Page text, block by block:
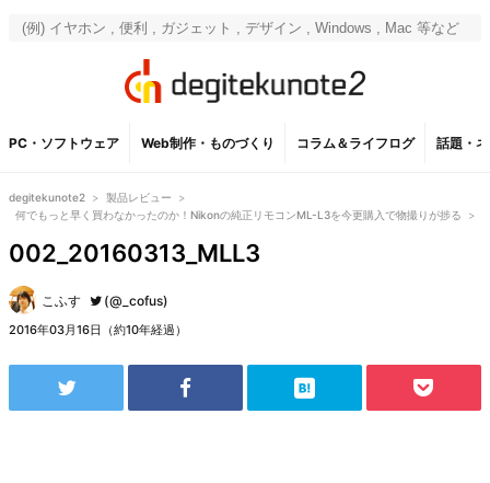
PC・ソフトウェア Web制作・ものづくり コラム＆ライフログ 話題・
degitekunote2 > 製品レビュー
>
何でもっと早く買わなかったのか！Nikonの純正リモコンML-L3を今更購入で物撮りが捗る
>
002_20160313_MLL3
こふす (@_cofus)
2016年03月16日（約10年経過）